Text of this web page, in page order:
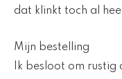
dat klinkt toch al
Mijn bestelling
Ik besloot om rustig